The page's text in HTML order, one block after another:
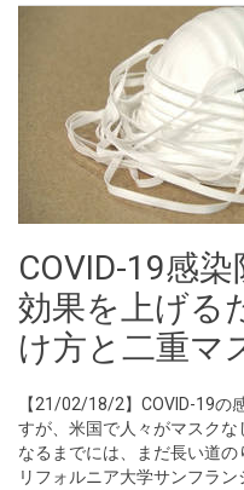
COVID-19感
効果を上げる
け方と二重マ
【21/02/18/2】COVID-19の
すが、米国で人々がマスク
なるまでには、まだ長い道
リフォルニア大学サンフラ